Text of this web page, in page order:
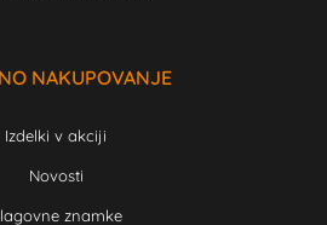
NAKUPOVANJE
Izdelki v akciji
Novosti
znamke